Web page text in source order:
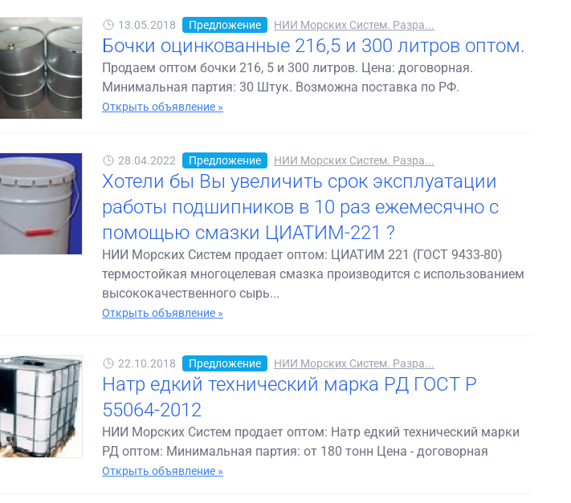
13.05.2018 Предложение НИИ Морских Систем. Разра...
Бочки оцинкованные 216,5 и 300 литров оптом.
Продаем оптом бочки 216, 5 и 300 литров. Цена: договорная.
Минимальная партия: 30 Штук. Возможна поставка по РФ.
Открыть объявление »
28.04.2022 Предложение НИИ Морских Систем. Разра...
Хотели бы Вы увеличить срок эксплуатации
работы подшипников в 10 раз ежемесячно с
помощью смазки ЦИАТИМ-221 ?
НИИ Морских Систем продает оптом: ЦИАТИМ 221 (ГОСТ 9433-80)
термостойкая многоцелевая смазка производится с использованием
высококачественного сырь...
Открыть объявление »
22.10.2018 Предложение НИИ Морских Систем. Разра...
Натр едкий технический марка РД ГОСТ Р
55064-2012
НИИ Морских Систем продает оптом: Натр едкий технический марки
РД оптом: Минимальная партия: от 180 тонн Цена - договорная
Открыть объявление »